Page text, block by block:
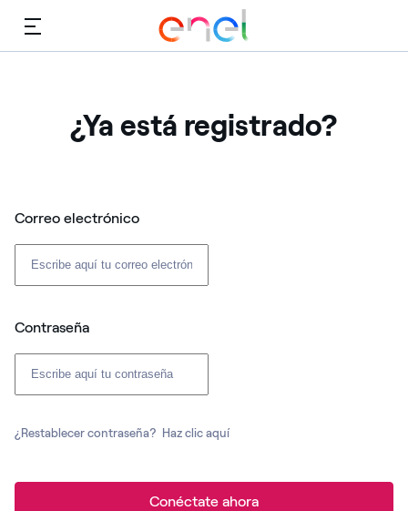
Menú
¿Ya está registrado?
Correo electrónico
Contraseña
¿Restablecer contraseña? Haz clic aquí
Conéctate ahora